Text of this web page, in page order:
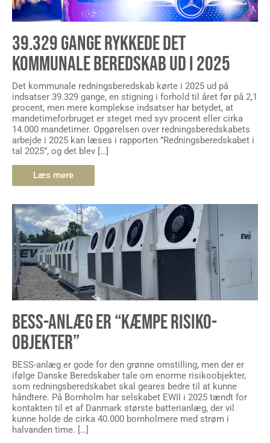
39.329 GANGE RYKKEDE DET
KOMMUNALE BEREDSKAB UD I 2025
Det kommunale redningsberedskab kørte i 2025 ud på
indsatser 39.329 gange, en stigning i forhold til året før på 2,1
procent, men mere komplekse indsatser har betydet, at
mandetimeforbruget er steget med syv procent eller cirka
14.000 mandetimer. Opgørelsen over redningsberedskabets
arbejde i 2025 kan læses i rapporten ”Redningsberedskabet i
tal 2025”, og det blev […]
Læs mere
BESS-ANLÆG ER “KÆMPE RISIKO-
OBJEKTER”
BESS-anlæg er gode for den grønne omstilling, men der er
ifølge Danske Beredskaber tale om enorme risikoobjekter,
som redningsberedskabet skal geares bedre til at kunne
håndtere. På Bornholm har selskabet EWII i 2025 tændt for
kontakten til et af Danmark største batterianlæg, der vil
kunne holde de cirka 40.000 bornholmere med strøm i
halvanden time. […]